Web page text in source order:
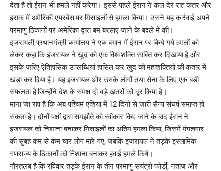
देता है तो ईरान भी हमले नहीं करेगा। इससे पहले ईरान ने कल देर रात कतर और
इराक में अमेरिकी एयरबेस पर मिसाइलों से हमला किया। उसने यह कार्रवाई अपने
परमाणु ठिकानों पर अमेरिका द्वारा बम बरसाए जाने के बदले में की।
इजरायली प्रधानमंत्री कार्यालय ने एक बयान में ईरान पर किये गये हमलों को
लेकर कहा कि इजरायल ने खुद को एक विश्वशक्ति साबित कर दिखाया है और
इसके जरिए ऐतिहासिक उपलब्धियां हासिल कर खुद को महाशक्तियों की कतार में
खड़ा कर दिया है। यह इजरायल और उसके लोगों तथा सेना के लिए एक बड़ी
सफलता है जिन्होंने देश के समक्ष दो बड़े खतरों को दूर किया है।
माना जा रहा है कि अब पश्चिम एशिया में 12 दिनों से जारी सैन्य संघर्ष समाप्त हो
सकता है। दोनों पक्षों द्वारा समझौते को स्वीकार किए जाने के बाद ईरान ने
इजरायल को निशाना बनाकर मिसाइलों का अंतिम हमला किया, जिसमें मंगलवार
की सुबह कम से कम चार लोग मारे गए, जबकि इजरायल ने तड़के इस्लामिक
गणराज्य के ठिकानों को निशाना बनाकर हवाई हमले किये।
गौरतलब है कि रविवार तड़के ईरान के तीन परमाणु संयंत्रों फोर्डाे, नतांज और